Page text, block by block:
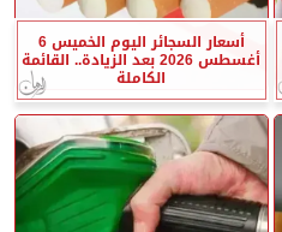
أسعار السجائر اليوم الخميس 6
أغسطس 2026 بعد الزيادة.. القائمة
الكاملة